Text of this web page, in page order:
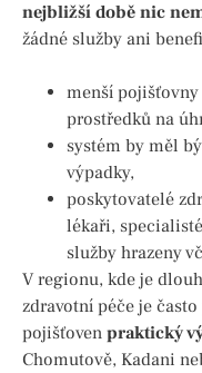
nejbližší době nic
žádné služby ani
menší pojišťovny
prostředků na
systém by měl
výpadky,
poskytovatelé
lékaři,
služby hrazeny
V regionu, kde je
zdravotní péče je
pojišťoven praktický
Chomutově, Kadani